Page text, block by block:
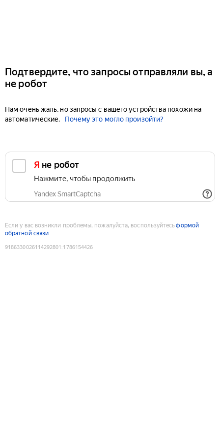
Подтвердите, что запросы отправляли вы, а
не робот
Нам очень жаль, но запросы с вашего устройства похожи на
автоматические.
Почему это могло произойти?
Я не робот
Нажмите, чтобы продолжить
Yandex SmartCaptcha
Если у вас возникли проблемы, пожалуйста, воспользуйтесьформой
обратной связи
9186330026114292801 :1786154426